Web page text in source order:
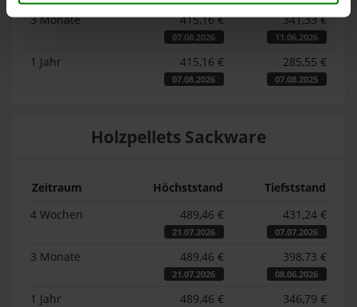
3 Monate 415,16 €
07.08.2026
341,33 €
11.06.2026
1 Jahr 415,16 €
07.08.2026
285,55 €
07.08.2025
Holzpellets Sackware
Zeitraum Höchststand
Tiefststand
4 Wochen
489,46 €
21.07.2026
431,24 €
07.07.2026
3 Monate 489,46 €
21.07.2026
398,73 €
08.06.2026
1 Jahr 489,46 € 346,79 €